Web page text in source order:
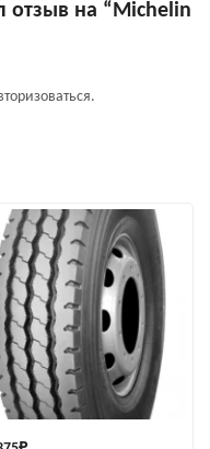
отзыв на “Michelin
.